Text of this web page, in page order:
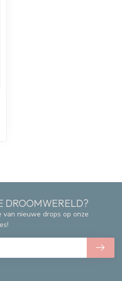
DROOMWERELD?
nieuwe drops op onze